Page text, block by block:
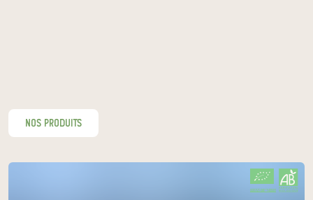
nos produits
CERTIFIÉ PAR FR-BIO-09
AGRICULTURE FRANCE